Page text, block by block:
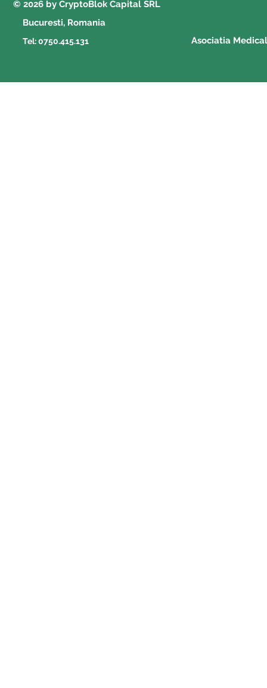
© 2026 by CryptoBlok Capital SRL
Bucuresti, Romania
Tel: 0750.415.131 Asociatia